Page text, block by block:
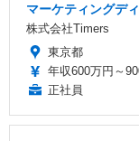
マーケティングデ
株式会社Timers
東京都
年収600万円～
正社員